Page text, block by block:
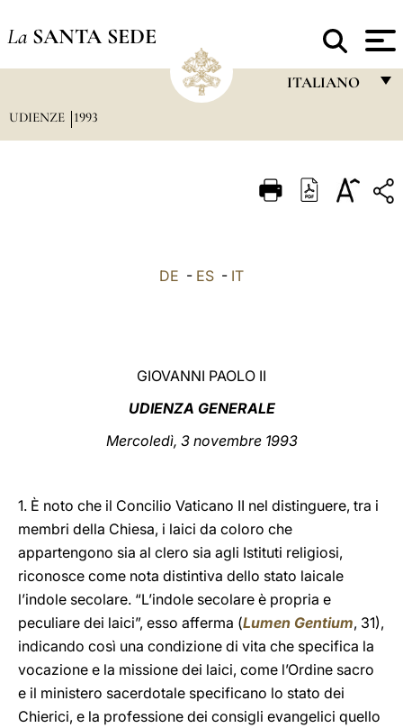
La SANTA SEDE
ITALIANO
ITALIANO
LATINE
UDIENZE 1993
DE - ES - IT
GIOVANNI PAOLO II
UDIENZA GENERALE
Mercoledì, 3 novembre 1993
1. È noto che il Concilio Vaticano II nel distinguere, tra i
membri della Chiesa, i laici da coloro che
appartengono sia al clero sia agli Istituti religiosi,
riconosce come nota distintiva dello stato laicale
l’indole secolare. “L’indole secolare è propria e
peculiare dei laici”, esso afferma (Lumen Gentium, 31),
indicando così una condizione di vita che specifica la
vocazione e la missione dei laici, come l’Ordine sacro
e il ministero sacerdotale specificano lo stato dei
Chierici, e la professione dei consigli evangelici quello